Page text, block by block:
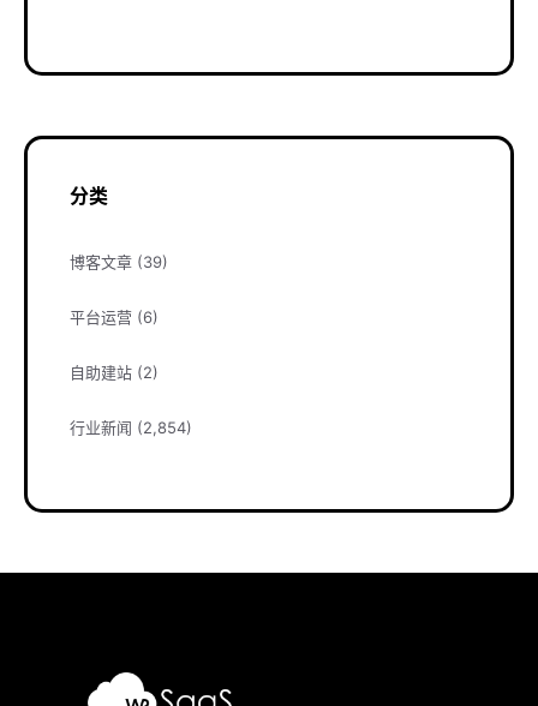
分类
博客文章 (39)
平台运营 (6)
自助建站 (2)
行业新闻 (2,854)